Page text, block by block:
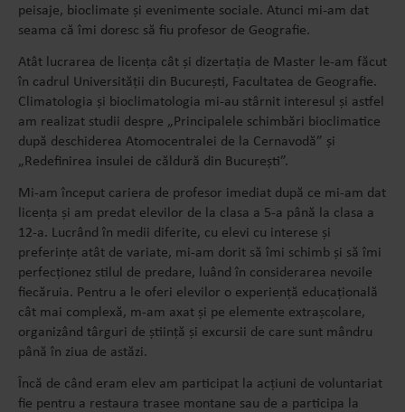
peisaje, bioclimate și evenimente sociale. Atunci mi-am dat
seama că îmi doresc să fiu profesor de Geografie.
Atât lucrarea de licența cât și dizertația de Master le-am făcut
în cadrul Universității din București, Facultatea de Geografie.
Climatologia și bioclimatologia mi-au stârnit interesul și astfel
am realizat studii despre „Principalele schimbări bioclimatice
după deschiderea Atomocentralei de la Cernavodă” și
„Redefinirea insulei de căldură din București”.
Mi-am început cariera de profesor imediat după ce mi-am dat
licența și am predat elevilor de la clasa a 5-a până la clasa a
12-a. Lucrând în medii diferite, cu elevi cu interese și
preferințe atât de variate, mi-am dorit să îmi schimb și să îmi
perfecționez stilul de predare, luând în considerarea nevoile
fiecăruia. Pentru a le oferi elevilor o experiență educațională
cât mai complexă, m-am axat și pe elemente extrașcolare,
organizând târguri de știință și excursii de care sunt mândru
până în ziua de astăzi.
Încă de când eram elev am participat la acțiuni de voluntariat
fie pentru a restaura trasee montane sau de a participa la